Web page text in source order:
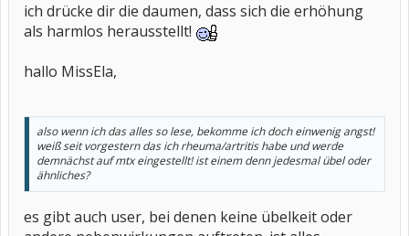
ich drücke dir die daumen, dass sich die erhöhung
als harmlos herausstellt!
hallo MissEla,
also wenn ich das alles so lese, bekomme ich doch einwenig angst!
weiß seit vorgestern das ich rheuma/artritis habe und werde
demnächst auf mtx eingestellt! ist einem denn jedesmal übel oder
ähnliches?
es gibt auch user, bei denen keine übelkeit oder